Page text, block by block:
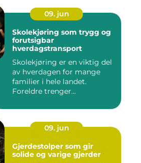
09. jun
Skolekjøring som trygg og
forutsigbar
hverdagstransport
Skolekjøring er en viktig del
av hverdagen for mange
familier i hele landet.
Foreldre trenger...
09. jun
Gjerdestolper som gir
solide og varige gjerder